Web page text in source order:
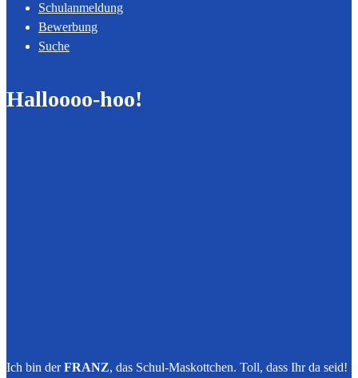
Schulanmeldung
Bewerbung
Suche
Halloooo-hoo!
Ich bin derFRANZ, das Schul-Maskottchen. Toll, dass Ihr da seid!